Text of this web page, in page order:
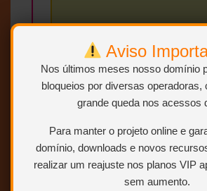
Aviso
Nos últimos meses nosso domínio
bloqueios por diversas operadoras,
grande queda nos acessos
Para manter o projeto online e
domínio, downloads e novos
realizar um reajuste nos planos VIP
sem aumento.
DIRETO.
Conteúdo
para VIP